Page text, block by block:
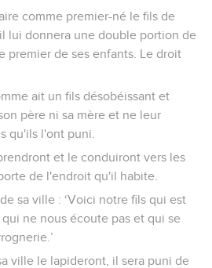
comme premier-né le fils de
lui donnera une double portion de
premier de ses enfants. Le droit
ait un fils désobéissant et
père ni sa mère et ne leur
qu'ils l'ont puni.
et le conduiront vers les
de l'endroit qu'il habite.
sa ville : ‘Voici notre fils qui est
ne nous écoute pas et qui se
ville le lapideront, il sera puni de